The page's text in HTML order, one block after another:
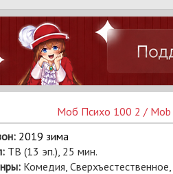
Моб Психо 100 2 / Mob
2019 зима
ТВ (13 эп.), 25 мин.
Комедия,